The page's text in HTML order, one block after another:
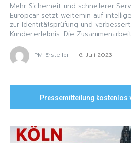
Mehr Sicherheit und schnellerer
Europcar setzt weiterhin auf
zur Identitätsprüfung und
Kundenerlebnis. Die
PM-Ersteller - 6. Juli 2023
Pressemitteilung kostenlos